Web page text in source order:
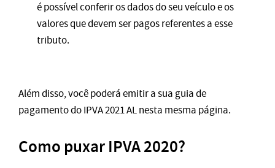
é possível conferir os dados do seu veículo e os
valores que devem ser pagos referentes a esse
tributo.
Além disso, você poderá emitir a sua guia de
pagamento do IPVA 2021 AL nesta mesma página.
Como puxar IPVA 2020?